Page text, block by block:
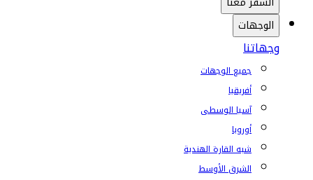
الوجهات
وجهاتنا
جميع الوجهات
أفريقيا
آسيا الوسطى
أوروبا
شبه القارة الهندية
الشرق الأوسط